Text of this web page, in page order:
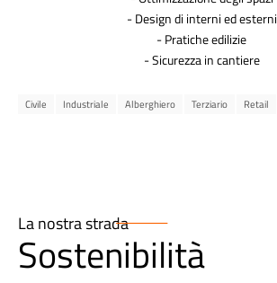
- Design di interni ed esterni
- Pratiche edilizie
- Sicurezza in cantiere
Civile Industriale Alberghiero Terziario Retail
La nostra strada
Sostenibilità